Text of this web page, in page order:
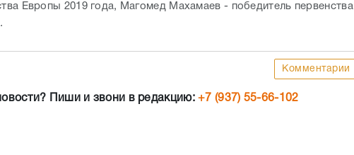
Европы 2019 года, Магомед Махамаев - победитель первенства
Комментарии
Пиши и звони в редакцию:+7 (937) 55-66-102